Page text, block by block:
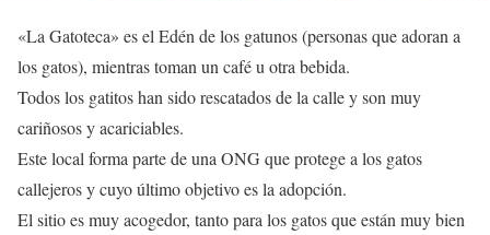
«La Gatoteca» es el Edén de los gatunos (personas que adoran a
los gatos), mientras toman un café u otra bebida.
Todos los gatitos han sido rescatados de la calle y son muy
cariñosos y acariciables.
Este local forma parte de una ONG que protege a los gatos
callejeros y cuyo último objetivo es la adopción.
El sitio es muy acogedor, tanto para los gatos que están muy bien